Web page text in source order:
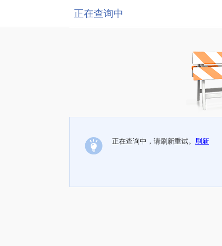
正在查询中
正在查询中，请刷新重试。 刷新